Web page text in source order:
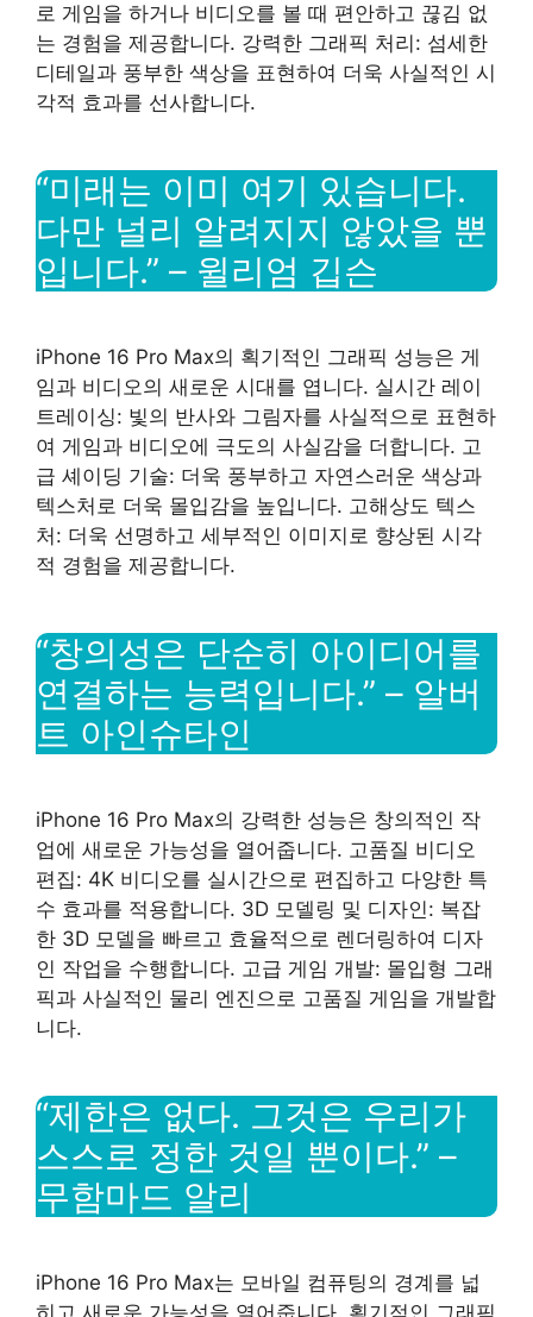
로 게임을 하거나 비디오를 볼 때 편안하고 끊김 없
는 경험을 제공합니다. 강력한 그래픽 처리: 섬세한
디테일과 풍부한 색상을 표현하여 더욱 사실적인 시
각적 효과를 선사합니다.
“미래는 이미 여기 있습니다.
다만 널리 알려지지 않았을 뿐
입니다.” – 윌리엄 깁슨
iPhone 16 Pro Max의 획기적인 그래픽 성능은 게
임과 비디오의 새로운 시대를 엽니다. 실시간 레이
트레이싱: 빛의 반사와 그림자를 사실적으로 표현하
여 게임과 비디오에 극도의 사실감을 더합니다. 고
급 셰이딩 기술: 더욱 풍부하고 자연스러운 색상과
텍스처로 더욱 몰입감을 높입니다. 고해상도 텍스
처: 더욱 선명하고 세부적인 이미지로 향상된 시각
적 경험을 제공합니다.
“창의성은 단순히 아이디어를
연결하는 능력입니다.” – 알버
트 아인슈타인
iPhone 16 Pro Max의 강력한 성능은 창의적인 작
업에 새로운 가능성을 열어줍니다. 고품질 비디오
편집: 4K 비디오를 실시간으로 편집하고 다양한 특
수 효과를 적용합니다. 3D 모델링 및 디자인: 복잡
한 3D 모델을 빠르고 효율적으로 렌더링하여 디자
인 작업을 수행합니다. 고급 게임 개발: 몰입형 그래
픽과 사실적인 물리 엔진으로 고품질 게임을 개발합
니다.
“제한은 없다. 그것은 우리가
스스로 정한 것일 뿐이다.” –
무함마드 알리
iPhone 16 Pro Max는 모바일 컴퓨팅의 경계를 넓
히고 새로운 가능성을 열어줍니다. 획기적인 그래픽